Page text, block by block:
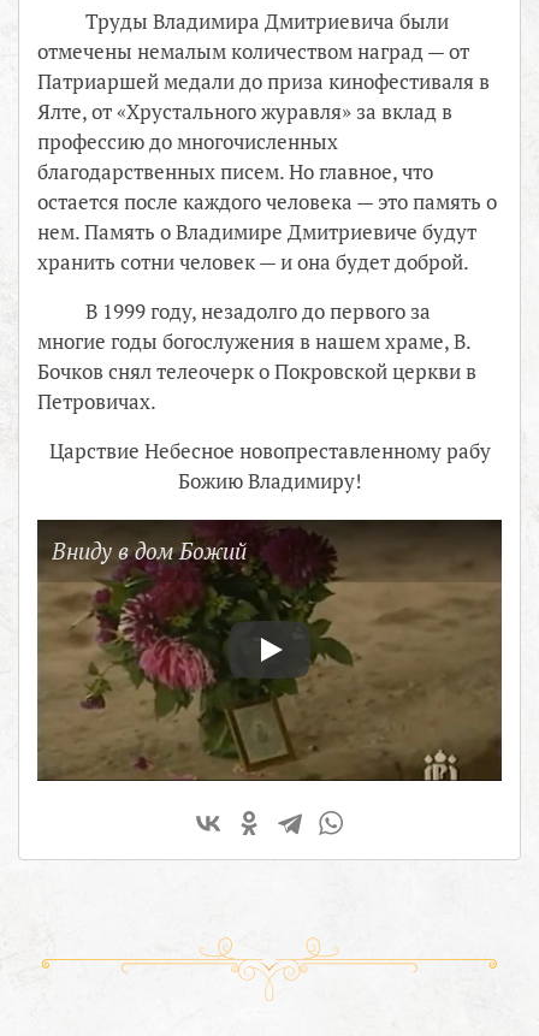
Труды Владимира Дмитриевича были
отмечены немалым количеством наград — от
Патриаршей медали до приза кинофестиваля в
Ялте, от «Хрустального журавля» за вклад в
профессию до многочисленных
благодарственных писем. Но главное, что
остается после каждого человека — это память о
нем. Память о Владимире Дмитриевиче будут
хранить сотни человек — и она будет доброй.
В 1999 году, незадолго до первого за
многие годы богослужения в нашем храме, В.
Бочков снял телеочерк о Покровской церкви в
Петровичах.
Царствие Небесное новопреставленному рабу
Божию Владимиру!
Вниду в дом Божий